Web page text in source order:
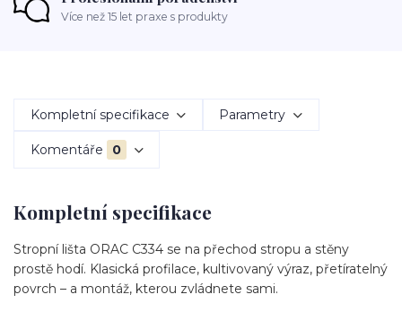
Více než 15 let praxe s produkty
Kompletní specifikace Parametry
Komentáře 0
Kompletní specifikace
Stropní lišta ORAC C334 se na přechod stropu a stěny
prostě hodí. Klasická profilace, kultivovaný výraz, přetíratelný
povrch – a montáž, kterou zvládnete sami.